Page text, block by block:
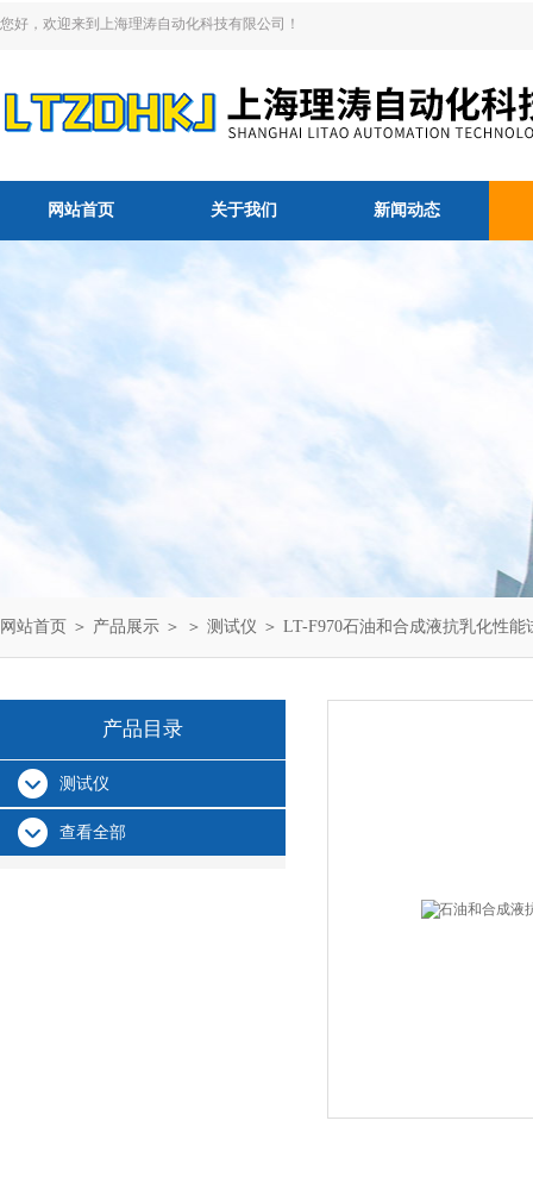
您好，欢迎来到上海理涛自动化科技有限公司！
网站首页 关于我们 新闻动态
网站首页 ＞ 产品展示 ＞ ＞ 测试仪 ＞ LT-F970石油和合成液抗乳化性
产品目录
测试仪
查看全部